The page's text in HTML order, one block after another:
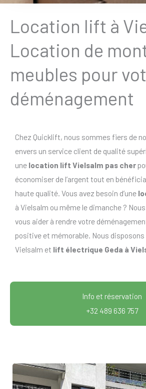
Location lift à
Location de
meubles pour
déménagement
Chez Quicklift, nous sommes fiers de
envers un service client de qualité
une location lift Vielsalm pas cher
économiser de l’argent tout en
haute qualité. Vous avez besoin d’une
à Vielsalm ou même le dimanche ?
vous aider à rendre votre
positive et mémorable. Nous disposons
Vielsalm et lift électrique Geda à
Info et réservation
+32 489 636 757